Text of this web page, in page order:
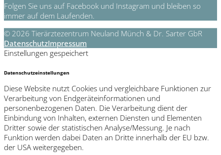
Folgen Sie uns auf Facebook und Instagram und bleiben so
immer auf dem Laufenden.
© 2026 Tierärztezentrum Neuland Münch & Dr. Sarter GbR
DatenschutzImpressum
Einstellungen gespeichert
Datenschutzeinstellungen
Diese Website nutzt Cookies und vergleichbare Funktionen zur
Verarbeitung von Endgeräteinformationen und
personenbezogenen Daten. Die Verarbeitung dient der
Einbindung von Inhalten, externen Diensten und Elementen
Dritter sowie der statistischen Analyse/Messung. Je nach
Funktion werden dabei Daten an Dritte innerhalb der EU bzw.
der USA weitergegeben.